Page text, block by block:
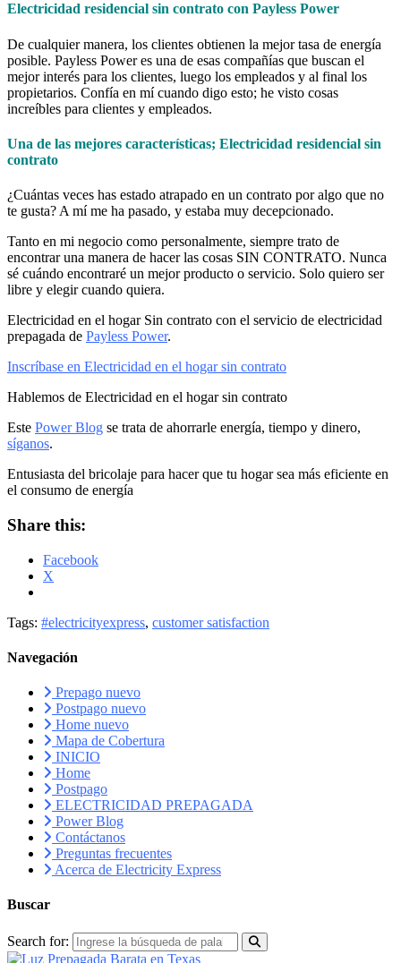
Electricidad residencial sin contrato con Payless Power
De cualquier manera, los clientes obtienen la mejor tasa de energía
posible. Payless Power es una de esas compañías que buscan el
mejor interés para los clientes, luego los empleados y al final los
propietarios. Confía en mí cuando digo esto; he visto cosas
increíbles para clientes y empleados.
Una de las mejores características; Electricidad residencial sin
contrato
¿Cuántas veces has estado atrapado en un contrato por algo que no
te gusta? A mí me ha pasado, y estaba muy decepcionado.
Tanto en mi negocio como personalmente, siempre trato de
encontrar una manera de hacer las cosas SIN CONTRATO. Nunca
sé cuándo encontraré un mejor producto o servicio. Solo quiero ser
libre y elegir cuando quiera.
Electricidad en el hogar Sin contrato con el servicio de electricidad
prepagada de Payless Power.
Inscríbase en Electricidad en el hogar sin contrato
Hablemos de Electricidad en el hogar sin contrato
Este Power Blog se trata de ahorrarle energía, tiempo y dinero,
síganos.
Entusiasta del bricolaje para hacer que tu hogar sea más eficiente en
el consumo de energía
Share this:
Facebook
X
Tags: #electricityexpress, customer satisfaction
Navegación
Prepago nuevo
Postpago nuevo
Home nuevo
Mapa de Cobertura
INICIO
Home
Postpago
ELECTRICIDAD PREPAGADA
Power Blog
Contáctanos
Preguntas frecuentes
Acerca de Electricity Express
Buscar
Search for: